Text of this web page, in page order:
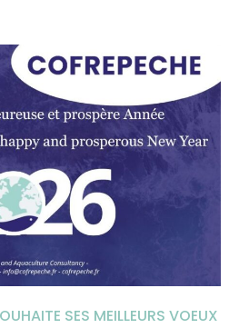
SES MEILLEURS VOEUX